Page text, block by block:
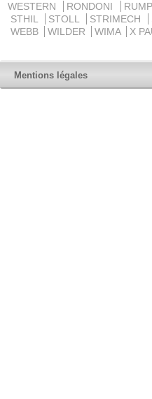
WESTERN
RONDONI
STHIL
STOLL STRIMECH
WEBB
WILDER WIMA X
Mentions légales